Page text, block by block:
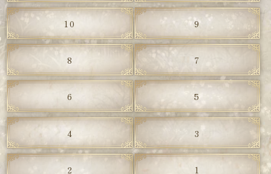
10 9
8 7
6 5
4 3
2 1